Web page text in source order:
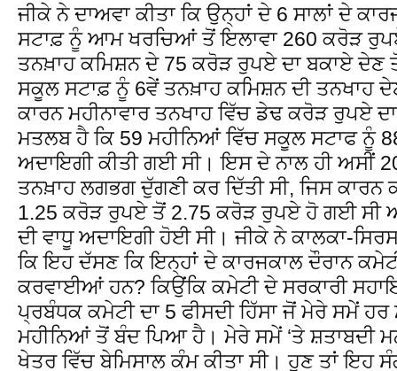
ਜੀਕੇ ਨੇ ਦਾਅਵਾ ਕੀਤਾ ਕਿ ਉਨ੍ਹਾਂ ਦੇ 6 ਸਾਲਾਂ ਦੇ
ਸਟਾਫ਼ ਨੂੰ ਆਮ ਖਰਚਿਆਂ ਤੋਂ ਇਲਾਵਾ 260 ਕਰੋੜ
ਤਨਖ਼ਾਹ ਕਮਿਸ਼ਨ ਦੇ 75 ਕਰੋੜ ਰੁਪਏ ਦਾ ਬਕਾਏ
ਸਕੂਲ ਸਟਾਫ਼ ਨੂੰ 6ਵੇਂ ਤਨਖ਼ਾਹ ਕਮਿਸ਼ਨ ਦੀ ਤਨਖਾਹ
ਕਾਰਨ ਮਹੀਨਾਵਾਰ ਤਨਖਾਹ ਵਿੱਚ ਡੇਢ ਕਰੋੜ ਰੁਪਏ
ਮਤਲਬ ਹੈ ਕਿ 59 ਮਹੀਨਿਆਂ ਵਿੱਚ ਸਕੂਲ ਸਟਾਫ ਨੂੰ
ਅਦਾਇਗੀ ਕੀਤੀ ਗਈ ਸੀ। ਇਸ ਦੇ ਨਾਲ ਹੀ ਅਸੀਂ
ਤਨਖ਼ਾਹ ਲਗਭਗ ਦੁੱਗਣੀ ਕਰ ਦਿੱਤੀ ਸੀ, ਜਿਸ ਕਾਰਨ
1.25 ਕਰੋੜ ਰੁਪਏ ਤੋਂ 2.75 ਕਰੋੜ ਰੁਪਏ ਹੋ ਗਈ
ਦੀ ਵਾਧੂ ਅਦਾਇਗੀ ਹੋਈ ਸੀ। ਜੀਕੇ ਨੇ ਕਾਲਕਾ-
ਕਿ ਇਹ ਦੱਸਣ ਕਿ ਇਨ੍ਹਾਂ ਦੇ ਕਾਰਜਕਾਲ ਦੌਰਾਨ
ਕਰਵਾਈਆਂ ਹਨ? ਕਿਉਂਕਿ ਕਮੇਟੀ ਦੇ ਸਰਕਾਰੀ
ਪ੍ਰਬੰਧਕ ਕਮੇਟੀ ਦਾ 5 ਫੀਸਦੀ ਹਿੱਸਾ ਜੋਂ ਮੇਰੇ ਸਮੇਂ
ਮਹੀਨਿਆਂ ਤੋਂ ਬੰਦ ਪਿਆ ਹੈ। ਮੇਰੇ ਸਮੇਂ ‘ਤੇ ਸ਼ਤਾਬਦੀ
ਖੇਤਰ ਵਿੱਚ ਬੇਮਿਸਾਲ ਕੰਮ ਕੀਤਾ ਸੀ। ਹੁਣ ਤਾਂ ਇਹ